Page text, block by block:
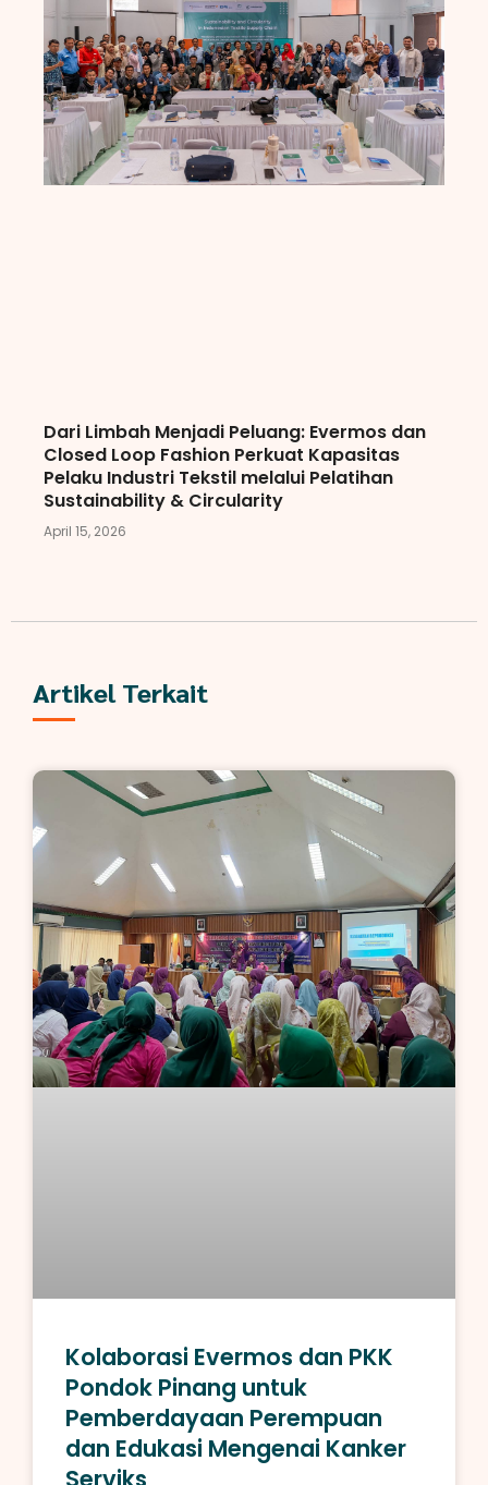
Dari Limbah Menjadi Peluang: Evermos dan
Closed Loop Fashion Perkuat Kapasitas
Pelaku Industri Tekstil melalui Pelatihan
Sustainability & Circularity
April 15, 2026
Artikel Terkait
Kolaborasi Evermos dan PKK
Pondok Pinang untuk
Pemberdayaan Perempuan
dan Edukasi Mengenai Kanker